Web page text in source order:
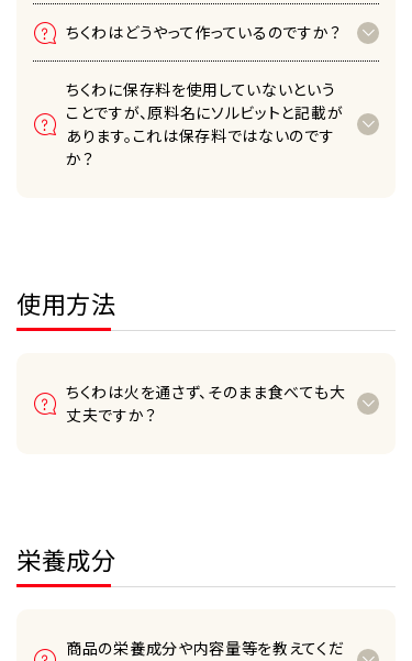
ちくわはどうやって作っているのですか？
ちくわに保存料を使用していないという
ことですが、原料名にソルビットと記載が
あります。これは保存料ではないのです
か？
使用方法
ちくわは火を通さず、そのまま食べても大
丈夫ですか？
栄養成分
商品の栄養成分や内容量等を教えてくだ